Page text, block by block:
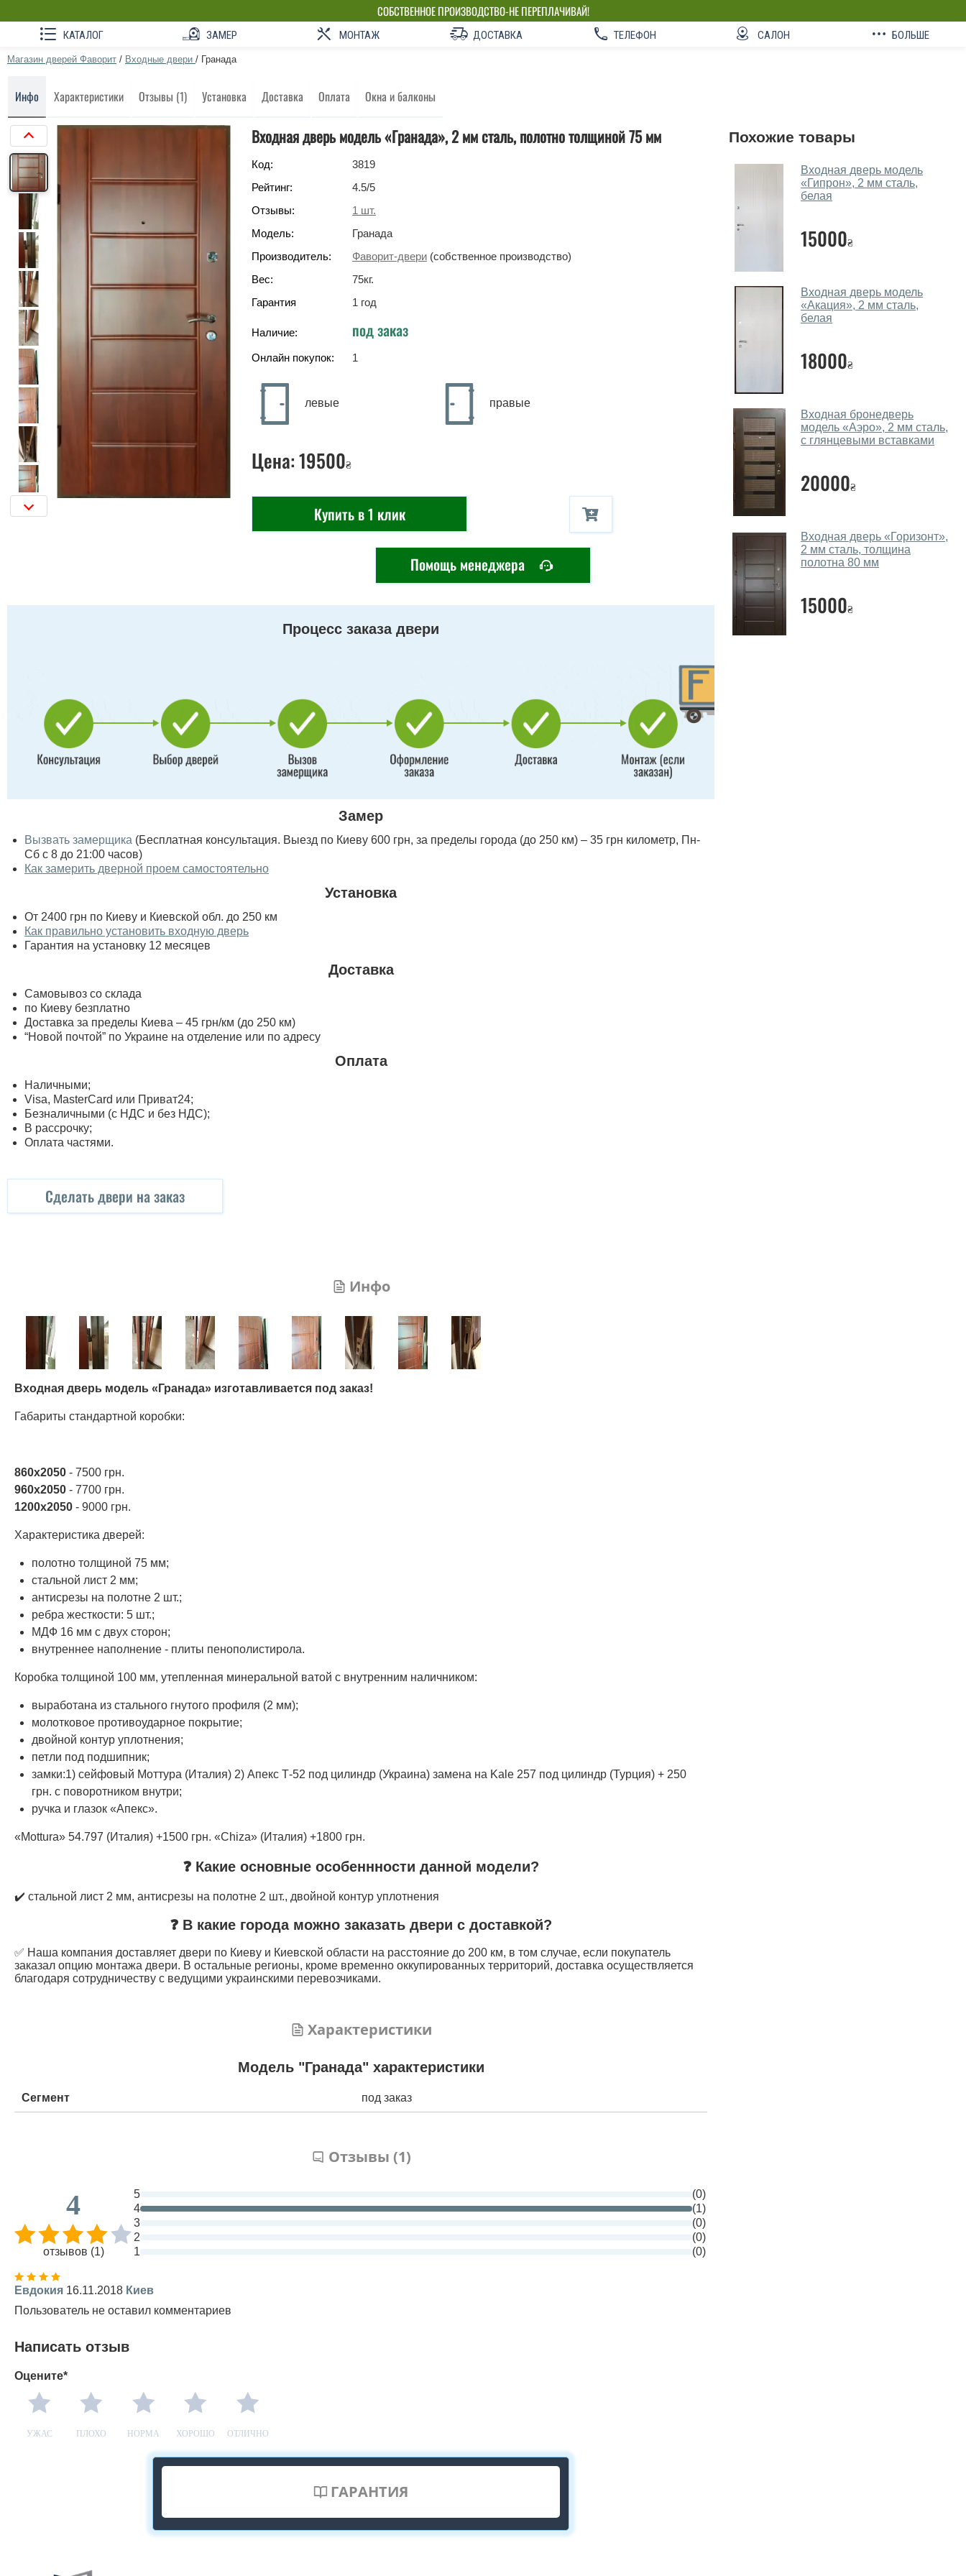
СОБСТВЕННОЕ ПРОИЗВОДСТВО-НЕ ПЕРЕПЛАЧИВАЙ!
КАТАЛОГ ЗАМЕР МОНТАЖ ДОСТАВКА ТЕЛЕФОН САЛОН БОЛЬШЕ
Магазин дверей Фаворит / Входные двери / Гранада
Инфо Характеристики Отзывы (1) Установка Доставка Оплата Окна и балконы
Входная дверь модель «Гранада», 2 мм сталь, полотно толщиной 75 мм
Код:
3819
Рейтинг:
4.5/5
Отзывы:
1 шт.
Модель:
Гранада
Производитель:
Фаворит-двери (собственное производство)
Вес:
75кг.
Гарантия
1 год
Наличие: под заказ
Онлайн покупок: 1
левые правые
Цена:19500₴
Купить в 1 клик
Помощь менеджера
Процесс заказа двери
Замер
Вызвать замерщика (Бесплатная консультация. Выезд по Киеву 600 грн, за пределы города (до 250 км) – 35 грн километр, Пн-
Сб с 8 до 21:00 часов)
Как замерить дверной проем самостоятельно
Установка
От 2400 грн по Киеву и Киевской обл. до 250 км
Как правильно установить входную дверь
Гарантия на установку 12 месяцев
Доставка
Самовывоз со склада
по Киеву безплатно
Доставка за пределы Киева – 45 грн/км (до 250 км)
“Новой почтой” по Украине на отделение или по адресу
Оплата
Наличными;
Visa, MasterСard или Приват24;
Безналичными (с НДС и без НДС);
В рассрочку;
Оплата частями.
Сделать двери на заказ
Инфо
Входная дверь модель «Гранада» изготавливается под заказ!
Габариты стандартной коробки:
860х2050 - 7500 грн.
960х2050 - 7700 грн.
1200х2050 - 9000 грн.
Характеристика дверей:
полотно толщиной 75 мм;
стальной лист 2 мм;
антисрезы на полотне 2 шт.;
ребра жесткости: 5 шт.;
МДФ 16 мм с двух сторон;
внутреннее наполнение - плиты пенополистирола.
Коробка толщиной 100 мм, утепленная минеральной ватой с внутренним наличником:
выработана из стального гнутого профиля (2 мм);
молотковое противоударное покрытие;
двойной контур уплотнения;
петли под подшипник;
замки:1) сейфовый Моттура (Италия) 2) Апекс Т-52 под цилиндр (Украина) замена на Kale 257 под цилиндр (Турция) + 250
грн. с поворотником внутри;
ручка и глазок «Апекс».
«Mottura» 54.797 (Италия) +1500 грн. «Chiza» (Италия) +1800 грн.
❓ Какие основные особеннности данной модели?
✔️ стальной лист 2 мм, антисрезы на полотне 2 шт., двойной контур уплотнения
❓ В какие города можно заказать двери с доставкой?
✅ Наша компания доставляет двери по Киеву и Киевской области на расстояние до 200 км, в том случае, если покупатель
заказал опцию монтажа двери. В остальные регионы, кроме временно оккупированных территорий, доставка осуществляется
благодаря сотрудничеству с ведущими украинскими перевозчиками.
Характеристики
Модель "Гранада" характеристики
Сегмент под заказ
Отзывы (1)
4
отзывов (1)
5
(0)
4
(1)
3
(0)
2
(0)
1
(0)
Евдокия 16.11.2018 Киев
Пользователь не оставил комментариев
Написать отзыв
Оцените*
УЖАС ПЛОХО НОРМА ХОРОШО ОТЛИЧНО
ГАРАНТИЯ
Похожие товары
Входная дверь модель
«Гипрон», 2 мм сталь,
белая
15000₴
Входная дверь модель
«Акация», 2 мм сталь,
белая
18000₴
Входная бронедверь
модель «Аэро», 2 мм сталь,
с глянцевыми вставками
20000₴
Входная дверь «Горизонт»,
2 мм сталь, толщина
полотна 80 мм
15000₴